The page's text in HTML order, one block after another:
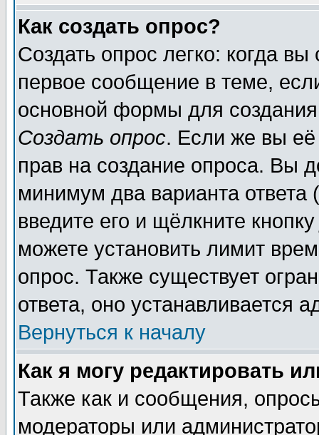
Как создать опрос?
Создать опрос легко: когда
первое сообщение в теме,
основной формы для
Создать опрос. Если же вы её
прав на создание опроса. Вы
минимум два варианта ответа
введите его и щёлкните
можете установить лимит
опрос. Также существует
ответа, оно устанавливается
Вернуться к началу
Как я могу редактировать
Также как и сообщения,
модераторы или